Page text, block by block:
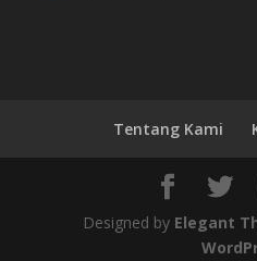
Tentang Kami
Designed by Elegant